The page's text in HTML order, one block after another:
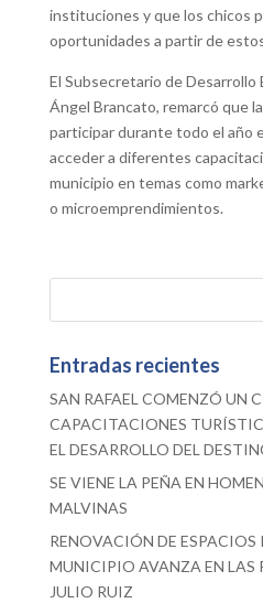
instituciones y que los chicos
oportunidades a partir de
El Subsecretario de Desarrollo
Ángel Brancato, remarcó que
participar durante todo el año
acceder a diferentes
municipio en temas como
o microemprendimientos.
Entradas recientes
SAN RAFAEL COMENZÓ UN
CAPACITACIONES
EL DESARROLLO DEL
SE VIENE LA PEÑA EN
MALVINAS
RENOVACIÓN DE ESPACIOS
MUNICIPIO AVANZA EN LAS
JULIO RUIZ